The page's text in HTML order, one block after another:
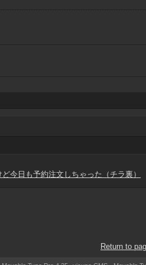
今日も予約注文しちゃった（チラ裏）
Return to